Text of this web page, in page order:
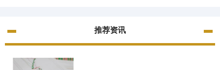
推荐资讯